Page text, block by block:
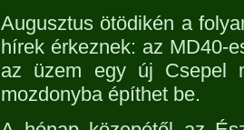
Augusztus ötödikén a
hírek érkeznek: az MD40-
az üzem egy új Csepel
mozdonyba építhet be.